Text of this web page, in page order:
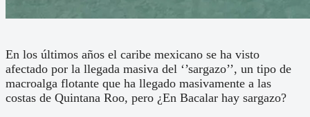
En los últimos años el caribe mexicano se ha visto
afectado por la llegada masiva del ‘’sargazo’’, un tipo de
macroalga flotante que ha llegado masivamente a las
costas de Quintana Roo, pero ¿En Bacalar hay sargazo?